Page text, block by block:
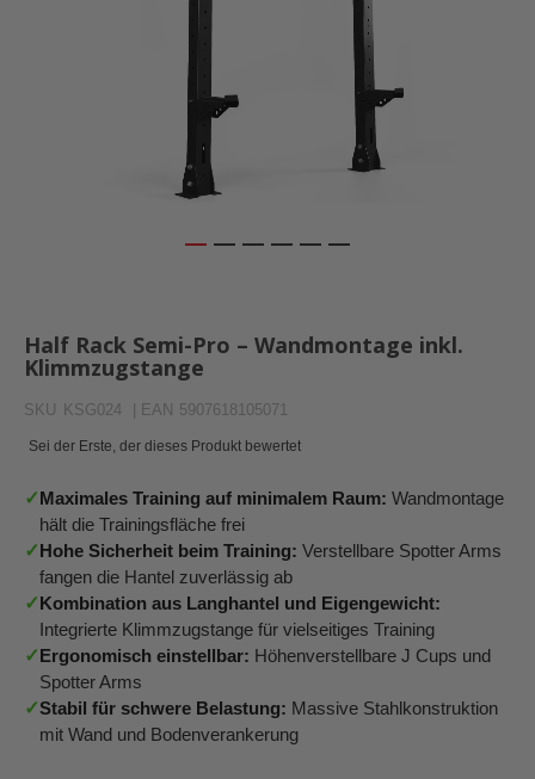
Bildergalerie
springen
Half Rack Semi-Pro – Wandmontage inkl.
Klimmzugstange
SKU KSG024 | EAN 5907618105071
Sei der Erste, der dieses Produkt bewertet
✓Maximales Training auf minimalem Raum: Wandmontage
hält die Trainingsfläche frei
✓Hohe Sicherheit beim Training: Verstellbare Spotter Arms
fangen die Hantel zuverlässig ab
✓Kombination aus Langhantel und Eigengewicht:
Integrierte Klimmzugstange für vielseitiges Training
✓Ergonomisch einstellbar: Höhenverstellbare J Cups und
Spotter Arms
✓Stabil für schwere Belastung: Massive Stahlkonstruktion
mit Wand und Bodenverankerung